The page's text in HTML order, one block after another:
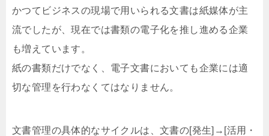
かつてビジネスの現場で用いられる文書は紙媒体が主
流でしたが、現在では書類の電子化を推し進める企業
も増えています。
紙の書類だけでなく、電子文書においても企業には適
切な管理を行わなくてはなりません。
文書管理の具体的なサイクルは、文書の[発生]→[活用・